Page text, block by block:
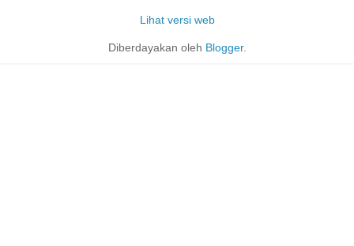
Lihat versi web
Diberdayakan oleh Blogger.